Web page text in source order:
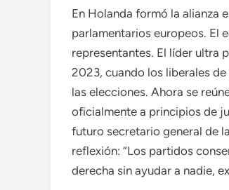
En Holanda formó la alianza
parlamentarios europeos. El
representantes. El líder ultra
2023, cuando los liberales
las elecciones. Ahora se
oficialmente a principios de
futuro secretario general de
reflexión: “Los partidos
derecha sin ayudar a nadie,